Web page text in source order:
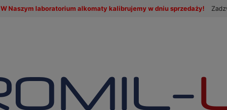
W Naszym laboratorium alkomaty kalibrujemy w dniu sprzedaży!